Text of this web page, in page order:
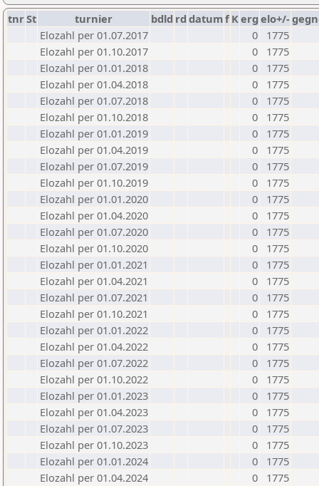
tnrSt turnier bdld rd datumf Kerg elo+/-
Elozahl per 01.07.2017
0
1775
Elozahl per 01.10.2017
0
1775
Elozahl per 01.01.2018
0
1775
Elozahl per 01.04.2018
0
1775
Elozahl per 01.07.2018
0
1775
Elozahl per 01.10.2018
0
1775
Elozahl per 01.01.2019
0
1775
Elozahl per 01.04.2019
0
1775
Elozahl per 01.07.2019
0
1775
Elozahl per 01.10.2019
0
1775
Elozahl per 01.01.2020
0
1775
Elozahl per 01.04.2020
0
1775
Elozahl per 01.07.2020
0
1775
Elozahl per 01.10.2020
0
1775
Elozahl per 01.01.2021
0
1775
Elozahl per 01.04.2021
0
1775
Elozahl per 01.07.2021
0
1775
Elozahl per 01.10.2021
0
1775
Elozahl per 01.01.2022
0
1775
Elozahl per 01.04.2022
0
1775
Elozahl per 01.07.2022
0
1775
Elozahl per 01.10.2022
0
1775
Elozahl per 01.01.2023
0
1775
Elozahl per 01.04.2023
0
1775
Elozahl per 01.07.2023
0
1775
Elozahl per 01.10.2023
0
1775
Elozahl per 01.01.2024
0
1775
Elozahl per 01.04.2024
0
1775